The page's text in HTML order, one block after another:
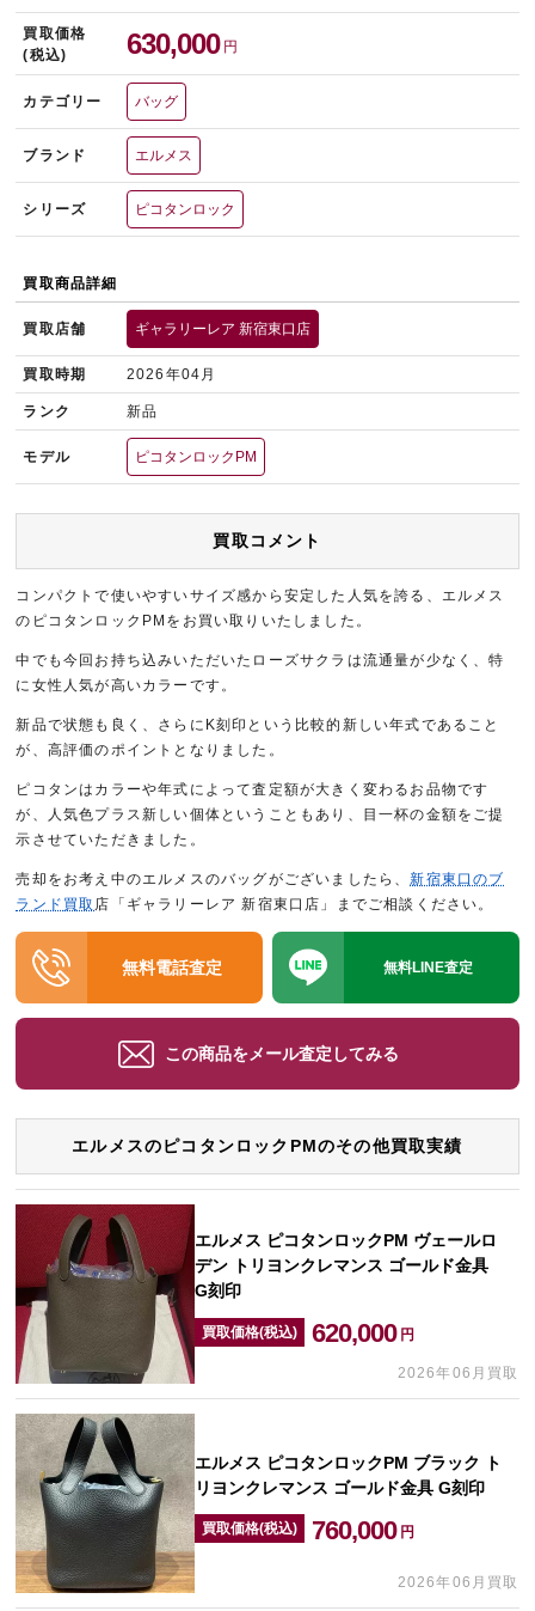
買取価格
(税込)
630,000 円
カテゴリー バッグ
ブランド エルメス
シリーズ ピコタンロック
買取商品詳細
買取店舗 ギャラリーレア 新宿東口店
買取時期 2026年04月
ランク 新品
モデル ピコタンロックPM
買取コメント
コンパクトで使いやすいサイズ感から安定した人気を誇る、エルメス
のピコタンロックPMをお買い取りいたしました。
中でも今回お持ち込みいただいたローズサクラは流通量が少なく、特
に女性人気が高いカラーです。
新品で状態も良く、さらにK刻印という比較的新しい年式であること
が、高評価のポイントとなりました。
ピコタンはカラーや年式によって査定額が大きく変わるお品物です
が、人気色プラス新しい個体ということもあり、目一杯の金額をご提
示させていただきました。
売却をお考え中のエルメスのバッグがございましたら、新宿東口のブ
ランド買取 店「ギャラリーレア 新宿東口店」までご相談ください。
無料電話査定 無料LINE査定
この商品をメール査定してみる
エルメスのピコタンロックPMのその他買取実績
エルメス ピコタンロックPM ヴェールロ
デン トリヨンクレマンス ゴールド金具
G刻印
買取価格(税込) 620,000 円
2026年06月買取
エルメス ピコタンロックPM ブラック ト
リヨンクレマンス ゴールド金具 G刻印
買取価格(税込) 760,000 円
2026年06月買取